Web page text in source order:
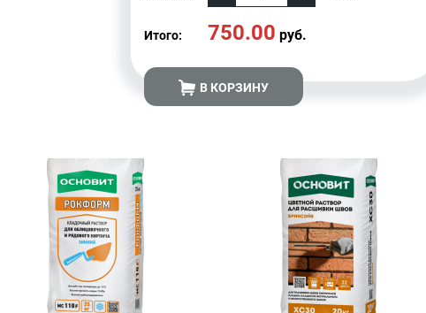
Итого: 750.00 руб.
В КОРЗИНУ